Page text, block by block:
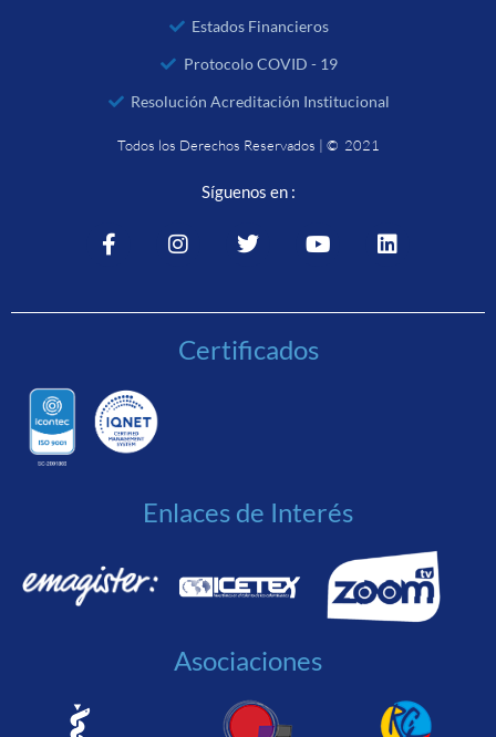
Estados Financieros
Protocolo COVID - 19
Resolución Acreditación Institucional
Todos los Derechos Reservados | © 2021
Síguenos en :
Certificados
Enlaces de Interés
Asociaciones